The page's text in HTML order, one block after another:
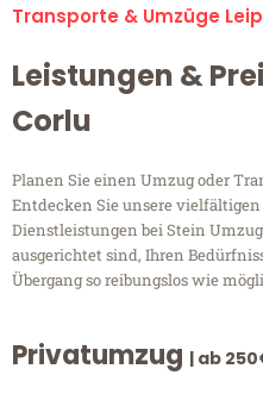
Transporte & Umzüge
Leistungen &
Corlu
Planen Sie einen Umzug oder
Entdecken Sie unsere
Dienstleistungen bei Stein
ausgerichtet sind, Ihren
Übergang so reibungslos wie
Privatumzug | ab